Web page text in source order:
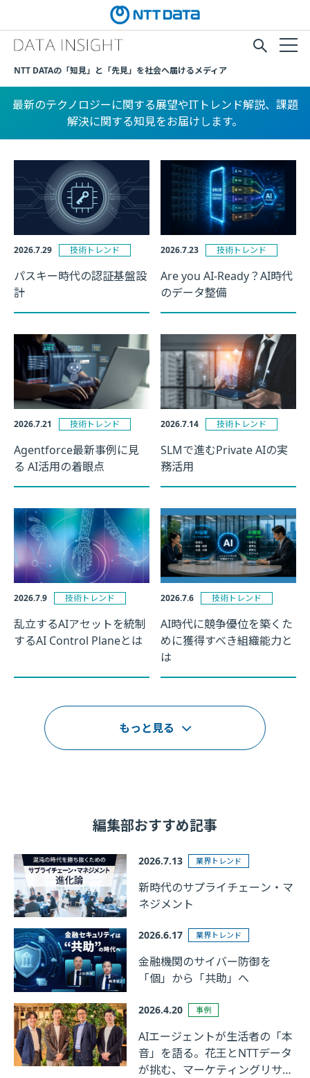
NTT DATAの「知見」と「先見」を社会へ届けるメディア
最新のテクノロジーに関する展望やITトレンド解説、課題
解決に関する知見をお届けします。
編集部おすすめ記事
2026.7.13 業界トレンド
新時代のサプライチェーン・マ
ネジメント
2026.6.17 業界トレンド
金融機関のサイバー防御を
「個」から「共助」へ
2026.4.20 事例
AIエージェントが生活者の「本
音」を語る。花王とNTTデータ
が挑む、マーケティングリサー
事
一
覧
2026.7.29 技術トレンド
パスキー時代の認証基盤設
計
2026.7.23 技術トレンド
Are you AI-Ready？AI時代
のデータ整備
2026.7.21 技術トレンド
Agentforce最新事例に見
る AI活用の着眼点
2026.7.14 技術トレンド
SLMで進むPrivate AIの実
務活用
2026.7.9 技術トレンド
乱立するAIアセットを統制
するAI Control Planeとは
2026.7.6 技術トレンド
AI時代に競争優位を築くた
めに獲得すべき組織能力と
は
もっと見る